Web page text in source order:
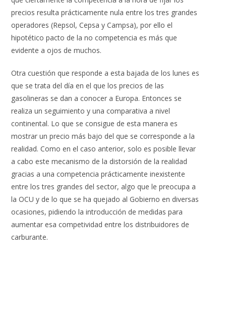
precios resulta prácticamente nula entre los tres grandes
operadores (Repsol, Cepsa y Campsa), por ello el
hipotético pacto de la no competencia es más que
evidente a ojos de muchos.
Otra cuestión que responde a esta bajada de los lunes es
que se trata del día en el que los precios de las
gasolineras se dan a conocer a Europa. Entonces se
realiza un seguimiento y una comparativa a nivel
continental. Lo que se consigue de esta manera es
mostrar un precio más bajo del que se corresponde a la
realidad. Como en el caso anterior, solo es posible llevar
a cabo este mecanismo de la distorsión de la realidad
gracias a una competencia prácticamente inexistente
entre los tres grandes del sector, algo que le preocupa a
la OCU y de lo que se ha quejado al Gobierno en diversas
ocasiones, pidiendo la introducción de medidas para
aumentar esa competividad entre los distribuidores de
carburante.